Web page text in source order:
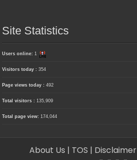
Site Statistics
Users online:1
Visitors today :354
Page views today :492
Total visitors :135,909
Total page view:174,044
About Us | TOS | Disclaimer